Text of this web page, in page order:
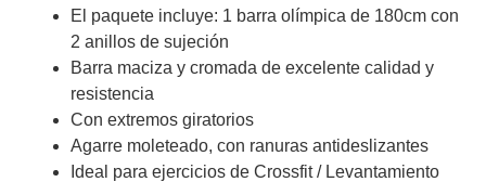
El paquete incluye: 1 barra olímpica de 180cm con
2 anillos de sujeción
Barra maciza y cromada de excelente calidad y
resistencia
Con extremos giratorios
Agarre moleteado, con ranuras antideslizantes
Ideal para ejercicios de Crossfit / Levantamiento